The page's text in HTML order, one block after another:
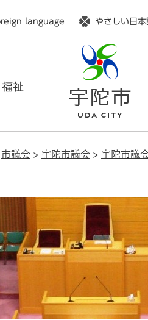
language やさしい日本
祉
市議会 > 宇陀市議会 > 宇陀市議